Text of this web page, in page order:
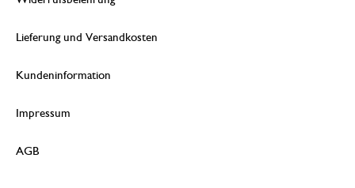
Lieferung und Versandkosten
Kundeninformation
Impressum
AGB